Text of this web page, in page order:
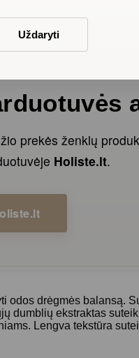
Uždaryti
prekės ženklų
Holiste.lt.
odos drėgmės balansą.
dumblių ekstraktas
Lengva tekstūra